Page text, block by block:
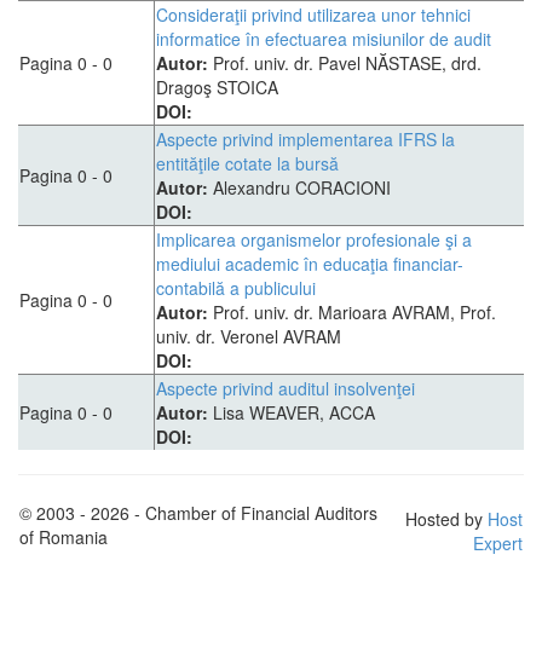
Pagina 0 - 0
Consideraţii privind utilizarea unor tehnici
informatice în efectuarea misiunilor de audit
Autor: Prof. univ. dr. Pavel NĂSTASE, drd.
Dragoş STOICA
DOI:
Pagina 0 - 0
Aspecte privind implementarea IFRS la
entităţile cotate la bursă
Autor: Alexandru CORACIONI
DOI:
Pagina 0 - 0
Implicarea organismelor profesionale şi a
mediului academic în educaţia financiar-
contabilă a publicului
Autor: Prof. univ. dr. Marioara AVRAM, Prof.
univ. dr. Veronel AVRAM
DOI:
Pagina 0 - 0
Aspecte privind auditul insolvenţei
Autor: Lisa WEAVER, ACCA
DOI:
© 2003 - 2026 - Chamber of Financial Auditors
of Romania
Hosted by Host
Expert